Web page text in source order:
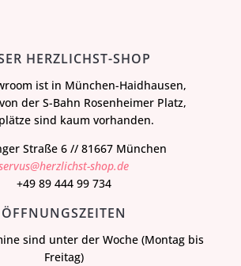
HERZLICHST-SHOP
ist in München-Haidhausen,
der S-Bahn Rosenheimer Platz,
sind kaum vorhanden.
Straße 6 // 81667 München
shop.de
+49 89 444 99 734
ÖFFNUNGSZEITEN
sind unter der Woche (Montag bis
Freitag)